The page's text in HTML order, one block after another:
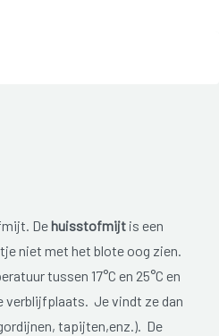
Dehuisstofmijtis een
niet met het blote oog zien.
tussen 17°C en 25°C en
verblijfplaats. Je vindt ze dan
tapijten,enz.). De